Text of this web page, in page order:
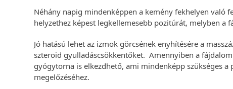
Néhány napig mindenképpen a kemény fekhelyen való
helyzethez képest legkellemesebb pozitúrát, melyben a
Jó hatású lehet az izmok görcsének enyhítésére a
szteroid gyulladáscsökkentőket. Amennyiben a
gyógytorna is elkezdhető, ami mindenképp szükséges
megelőzéséhez.